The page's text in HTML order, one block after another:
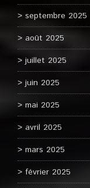
septembre 2025
août 2025
juillet 2025
juin 2025
mai 2025
avril 2025
mars 2025
février 2025